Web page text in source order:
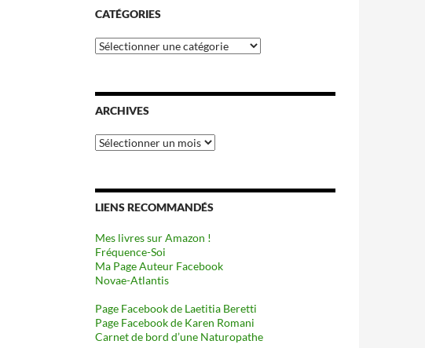
CATÉGORIES
Catégories
ARCHIVES
Archives
LIENS RECOMMANDÉS
Mes livres sur Amazon !
Fréquence-Soi
Ma Page Auteur Facebook
Novae-Atlantis
Page Facebook de Laetitia Beretti
Page Facebook de Karen Romani
Carnet de bord d’une Naturopathe